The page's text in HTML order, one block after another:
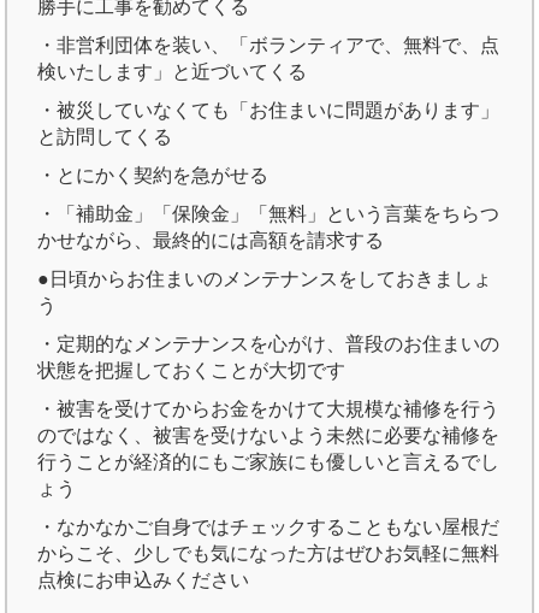
勝手に工事を勧めてくる
・非営利団体を装い、「ボランティアで、無料で、点
検いたします」と近づいてくる
・被災していなくても「お住まいに問題があります」
と訪問してくる
・とにかく契約を急がせる
・「補助金」「保険金」「無料」という言葉をちらつ
かせながら、最終的には高額を請求する
●日頃からお住まいのメンテナンスをしておきましょ
う
・定期的なメンテナンスを心がけ、普段のお住まいの
状態を把握しておくことが大切です
・被害を受けてからお金をかけて大規模な補修を行う
のではなく、被害を受けないよう未然に必要な補修を
行うことが経済的にもご家族にも優しいと言えるでし
ょう
・なかなかご自身ではチェックすることもない屋根だ
からこそ、少しでも気になった方はぜひお気軽に無料
点検にお申込みください